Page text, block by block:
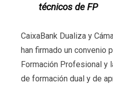
técnicos de FP
CaixaBank Dualiza y
han firmado un convenio
Formación Profesional y
de formación dual y de